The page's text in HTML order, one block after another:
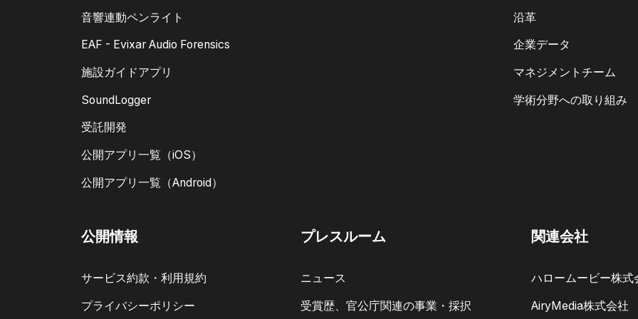
音響連動ペンライト
EAF - Evixar Audio Forensics
施設ガイドアプリ
SoundLogger
受託開発
公開アプリ一覧（iOS）
公開アプリ一覧（Android）
沿革
企業データ
マネジメントチーム
学術分野への取り組み
公開情報
サービス約款・利用規約
プライバシーポリシー
プレスルーム
ニュース
受賞歴、官公庁関連の事業・採択
関連会社
ハロームービー株式
AiryMedia株式会社